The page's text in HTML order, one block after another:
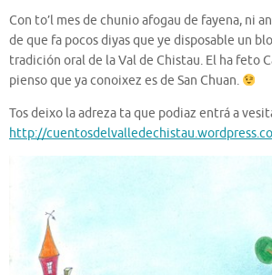
Con to’l mes de chunio afogau de fayena, ni an
de que fa pocos diyas que ye disposable un
tradición oral de la Val de Chistau. El ha feto
pienso que ya conoixez es de San Chuan.
Tos deixo la adreza ta que podiaz entrá a
http://